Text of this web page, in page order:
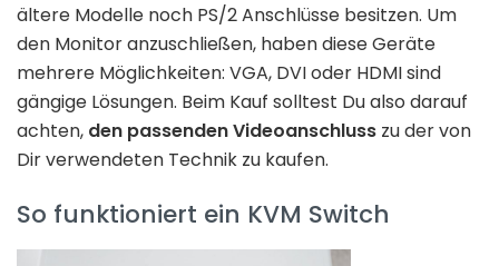
ältere Modelle noch PS/2 Anschlüsse besitzen. Um
den Monitor anzuschließen, haben diese Geräte
mehrere Möglichkeiten: VGA, DVI oder HDMI sind
gängige Lösungen. Beim Kauf solltest Du also darauf
achten, den passenden Videoanschluss zu der von
Dir verwendeten Technik zu kaufen.
So funktioniert ein KVM Switch